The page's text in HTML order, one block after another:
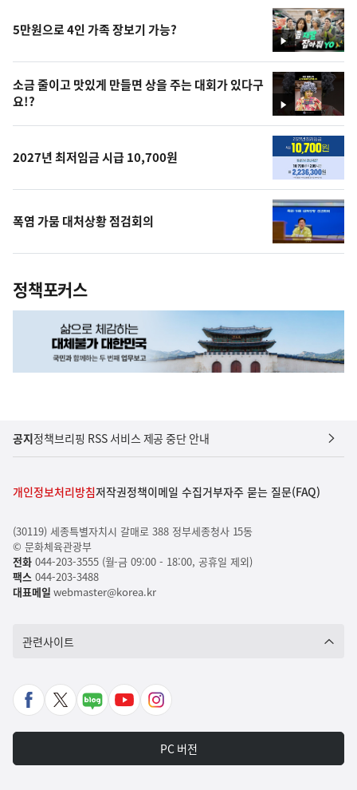
영
상
5만원으로 4인 가족 장보기 가능?
영
상
소금 줄이고 맛있게 만들면 상을 주는 대회가 있다구
요!?
2027년 최저임금 시급 10,700원
폭염 가뭄 대처상황 점검회의
정책포커스
공지정책브리핑 RSS 서비스 제공 중단 안내
개인정보처리방침저작권정책이메일 수집거부자주 묻는 질문(FAQ)
(30119) 세종특별자치시 갈매로 388 정부세종청사 15동
© 문화체육관광부
전화044-203-3555 (월-금 09:00 - 18:00, 공휴일 제외)
팩스044-203-3488
대표메일 webmaster@korea.kr
관련사이트
페
북
X
가
네
포
유
바
인
타
그
PC 버전